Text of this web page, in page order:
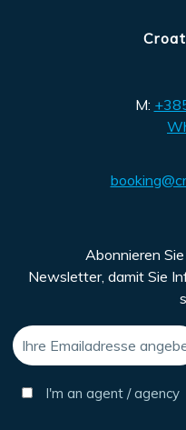
M:
Abonnieren
Newsletter, damit Sie
I'm an agent / agency